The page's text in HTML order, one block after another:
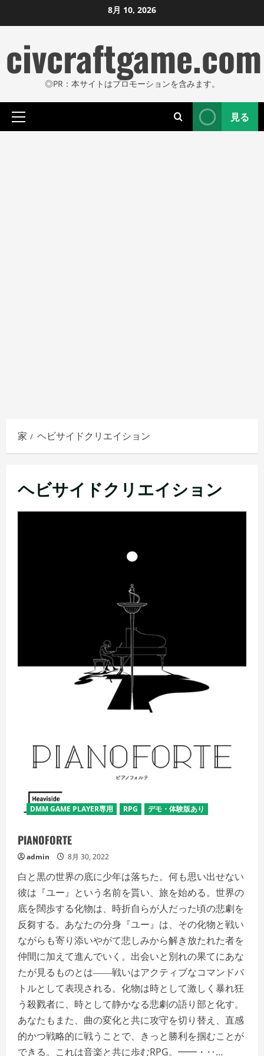
ン
ン
ツ
ス
ッ
8月 10, 2026
civcraftgame.com
◎PR：本サイトはプロモーションを含みます。
プ
見る
家 ヘビサイドクリエイション
ヘビサイドクリエイション
DMM GAME PLAYER専用 RPG デモ・体験版あり
PIANOFORTE
admin 8月 30, 2022
白と黒の世界の底に少年は落ちた。何も思い出せない
彼は『ユー』という名前を貰い、旅を始める。世界の
底を闊歩する化物は、時折自らが人だった頃の悲劇を
反芻する。あなたの分身『ユー』は、その化物と戦い
ながらも寄り添いやがて悲しみから解き放たれた者を
仲間に加えて進んでいく。出会いと別れの果てにあな
たが見るものとは――戦いはアクティブなコマンドバ
トルとして表現される。化物は時として激しく暴れ狂
う殺戮者に、時として静かなる悲劇の語り部と化す。
あなたもまた、曲の変化と共に攻守を切り替え、直感
的かつ戦略的に戦うことで、きっと勝利を掴むことが
できる。これは音楽と共に歩むRPG。━━・‥…